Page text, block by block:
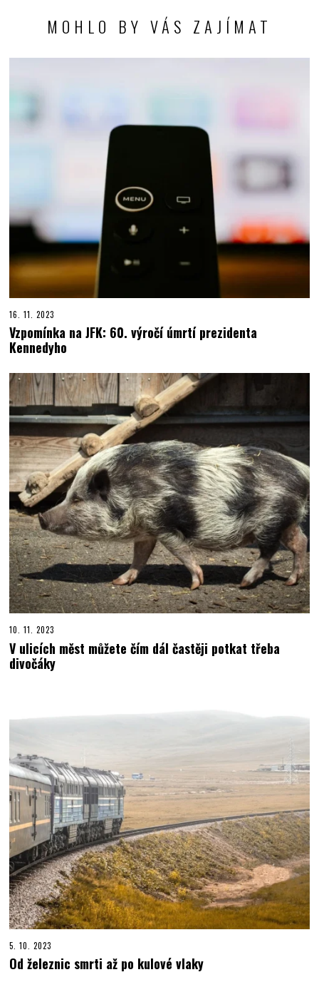
MOHLO BY VÁS ZAJÍMAT
16. 11. 2023
Vzpomínka na JFK: 60. výročí úmrtí prezidenta
Kennedyho
10. 11. 2023
V ulicích měst můžete čím dál častěji potkat třeba
divočáky
5. 10. 2023
Od železnic smrti až po kulové vlaky